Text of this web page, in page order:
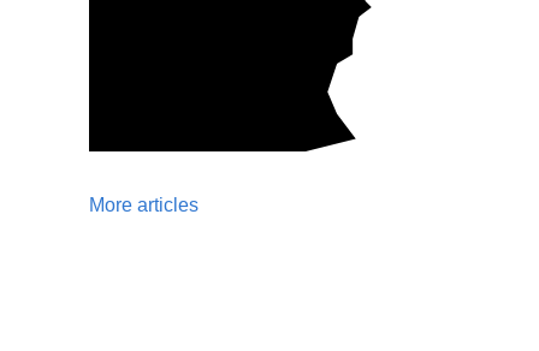
More articles